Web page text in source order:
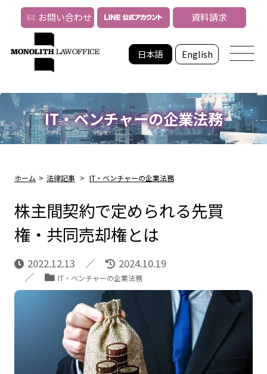
日本語 English
お問い合わせ 資料請求
IT・ベンチャーの企業法務
ホーム > 法律記事 > IT・ベンチャーの企業法務
株主間契約で定められる先買
権・共同売却権とは
2022.12.13 2024.10.19
IT・ベンチャーの企業法務